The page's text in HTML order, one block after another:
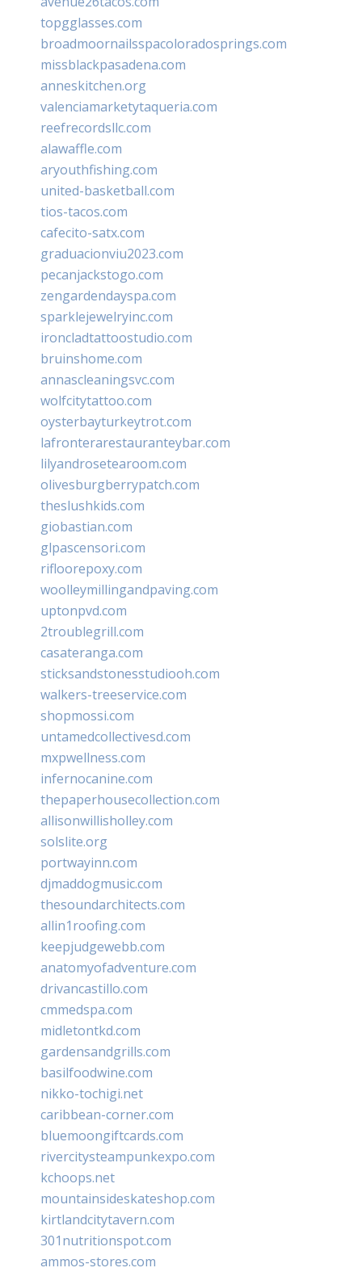
topgglasses.com
broadmoornailsspacoloradosprings.com
missblackpasadena.com
anneskitchen.org
valenciamarketytaqueria.com
reefrecordsllc.com
alawaffle.com
aryouthfishing.com
united-basketball.com
tios-tacos.com
cafecito-satx.com
graduacionviu2023.com
pecanjackstogo.com
zengardendayspa.com
sparklejewelryinc.com
ironcladtattoostudio.com
bruinshome.com
annascleaningsvc.com
wolfcitytattoo.com
oysterbayturkeytrot.com
lafronterarestauranteybar.com
lilyandrosetearoom.com
olivesburgberrypatch.com
theslushkids.com
giobastian.com
glpascensori.com
rifloorepoxy.com
woolleymillingandpaving.com
uptonpvd.com
2troublegrill.com
casateranga.com
sticksandstonesstudiooh.com
walkers-treeservice.com
shopmossi.com
untamedcollectivesd.com
mxpwellness.com
infernocanine.com
thepaperhousecollection.com
allisonwillisholley.com
solslite.org
portwayinn.com
djmaddogmusic.com
thesoundarchitects.com
allin1roofing.com
keepjudgewebb.com
anatomyofadventure.com
drivancastillo.com
cmmedspa.com
midletontkd.com
gardensandgrills.com
basilfoodwine.com
nikko-tochigi.net
caribbean-corner.com
bluemoongiftcards.com
rivercitysteampunkexpo.com
kchoops.net
mountainsideskateshop.com
kirtlandcitytavern.com
301nutritionspot.com
ammos-stores.com